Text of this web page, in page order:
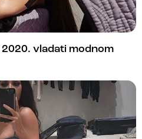
vladati modnom